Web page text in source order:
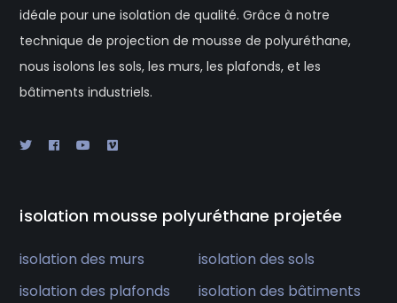
idéale pour une isolation de qualité. Grâce à notre
technique de projection de mousse de polyuréthane,
nous isolons les sols, les murs, les plafonds, et les
bâtiments industriels.
isolation mousse polyuréthane projetée
isolation des murs
isolation des sols
isolation des plafonds
isolation des bâtiments